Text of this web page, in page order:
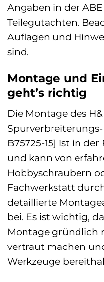
Angaben in der
Teilegutachten.
Auflagen und
sind.
Montage und
geht’s richtig
Die Montage des
B75725-15] ist in
und kann von
Hobbyschraubern
Fachwerkstatt
detaillierte
bei. Es ist wichtig,
Montage gründlich
vertraut machen
Werkzeuge